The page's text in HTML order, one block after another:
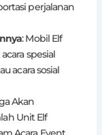
perjalanan
: Mobil Elf
spesial
acara sosial
Akan
Unit Elf